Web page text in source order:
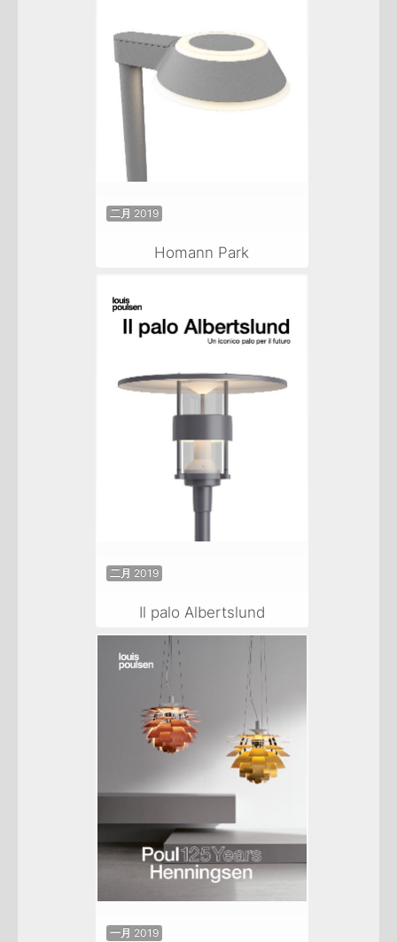
二月 2019
Homann Park
二月 2019
Il palo Albertslund
一月 2019